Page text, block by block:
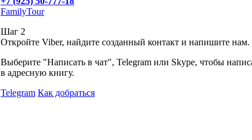
FamilyTour
Шаг 2
Откройте Viber, найдите созданный контакт и напишите нам.
Выберите "Написать в чат", Telegram или Skype, чтобы
в адресную книгу.
Telegram Как добраться